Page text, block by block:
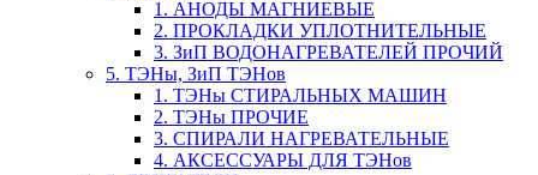
1. АНОДЫ МАГНИЕВЫЕ
2. ПРОКЛАДКИ УПЛОТНИТЕЛЬНЫЕ
3. ЗиП ВОДОНАГРЕВАТЕЛЕЙ ПРОЧИЙ
5. ТЭНы, ЗиП ТЭНов
1. ТЭНы СТИРАЛЬНЫХ МАШИН
2. ТЭНы ПРОЧИЕ
3. СПИРАЛИ НАГРЕВАТЕЛЬНЫЕ
4. АКСЕССУАРЫ ДЛЯ ТЭНов